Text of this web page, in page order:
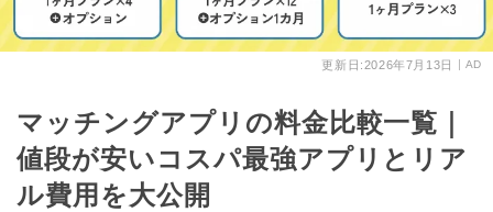
更新日:2026年7月13日 AD
マッチングアプリの料金比較一覧｜
値段が安いコスパ最強アプリとリア
ル費用を大公開